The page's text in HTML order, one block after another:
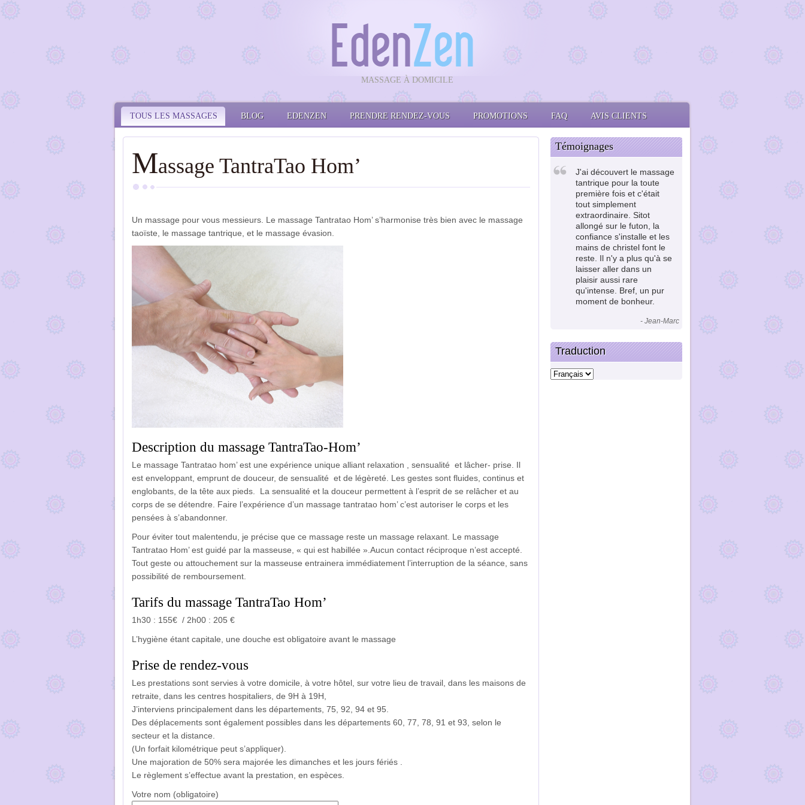
MASSAGE À DOMICILE
TOUS LES MASSAGES BLOG EDENZEN PRENDRE RENDEZ-VOUS PROMOTIONS FAQ AVIS CLIENTS
Massage TantraTao Hom’
Un massage pour vous messieurs. Le massage Tantratao Hom’ s’harmonise très bien avec le massage
taoïste, le massage tantrique, et le massage évasion.
Description du massage TantraTao-Hom’
Le massage Tantratao hom’ est une expérience unique alliant relaxation , sensualité et lâcher- prise. Il
est enveloppant, emprunt de douceur, de sensualité et de légèreté. Les gestes sont fluides, continus et
englobants, de la tête aux pieds.
La sensualité et la douceur permettent à l’esprit de se relâcher et au
corps de se détendre. Faire l’expérience d’un massage tantratao hom’ c’est autoriser le corps et les
pensées à s’abandonner.
Pour éviter tout malentendu, je précise que ce massage reste un massage relaxant. Le massage
Tantratao Hom’ est guidé par la masseuse, « qui est habillée ».Aucun contact réciproque n’est accepté.
Tout geste ou attouchement sur la masseuse entrainera immédiatement l’interruption de la séance, sans
possibilité de remboursement.
Tarifs du massage TantraTao Hom’
1h30 : 155€ / 2h00 : 205 €
L’hygiène étant capitale, une douche est obligatoire avant le massage
Prise de rendez-vous
Les prestations sont servies à votre domicile, à votre hôtel, sur votre lieu de travail, dans les maisons de
retraite, dans les centres hospitaliers, de 9H à 19H,
J’interviens principalement dans les départements, 75, 92, 94 et 95.
Des déplacements sont également possibles dans les départements 60, 77, 78, 91 et 93, selon le
secteur et la distance.
(Un forfait kilométrique peut s’appliquer).
Une majoration de 50% sera majorée les dimanches et les jours fériés .
Le règlement s’effectue avant la prestation, en espèces.
Votre nom (obligatoire)
Témoignages
J'ai découvert le massage
tantrique pour la toute
première fois et c'était
tout simplement
extraordinaire. Sitot
allongé sur le futon, la
confiance s'installe et les
mains de christel font le
reste. Il n'y a plus qu'à se
laisser aller dans un
plaisir aussi rare
qu'intense. Bref, un pur
moment de bonheur.
- Jean-Marc
Traduction